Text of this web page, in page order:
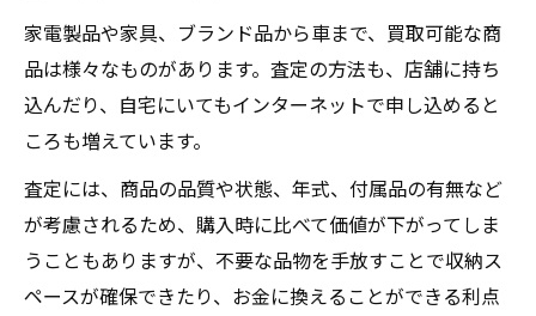
家電製品や家具、ブランド品から車まで、買取可能な商
品は様々なものがあります。査定の方法も、店舗に持ち
込んだり、自宅にいてもインターネットで申し込めると
ころも増えています。
査定には、商品の品質や状態、年式、付属品の有無など
が考慮されるため、購入時に比べて価値が下がってしま
うこともありますが、不要な品物を手放すことで収納ス
ペースが確保できたり、お金に換えることができる利点